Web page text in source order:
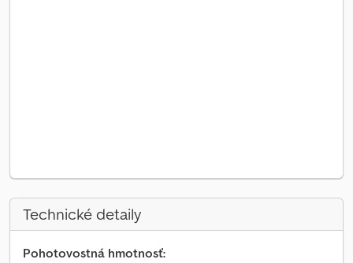
Technické detaily
Pohotovostná hmotnosť: